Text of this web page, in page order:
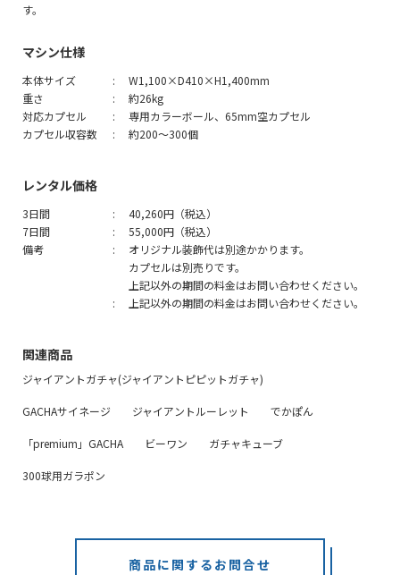
す。
マシン仕様
本体サイズ
W1,100×D410×H1,400mm
重さ
約26kg
対応カプセル
専用カラーボール、65mm空カプセル
カプセル収容数
約200～300個
レンタル価格
3日間
40,260円（税込）
7日間
55,000円（税込）
備考
オリジナル装飾代は別途かかります。
カプセルは別売りです。
上記以外の期間の料金はお問い合わせください。
上記以外の期間の料金はお問い合わせください。
関連商品
ジャイアントガチャ(ジャイアントピピットガチャ)
GACHAサイネージ ジャイアントルーレット でかぽん
「premium」GACHA ビーワン ガチャキューブ
300球用ガラポン
商品に関するお問合せ